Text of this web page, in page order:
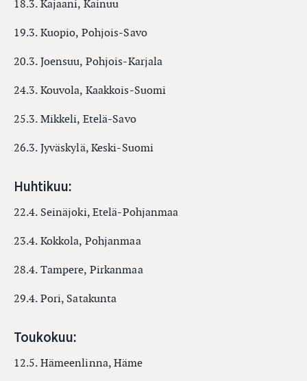
18.3. Kajaani, Kainuu
19.3. Kuopio, Pohjois-Savo
20.3. Joensuu, Pohjois-Karjala
24.3. Kouvola, Kaakkois-Suomi
25.3. Mikkeli, Etelä-Savo
26.3. Jyväskylä, Keski-Suomi
Huhtikuu:
22.4. Seinäjoki, Etelä-Pohjanmaa
23.4. Kokkola, Pohjanmaa
28.4. Tampere, Pirkanmaa
29.4. Pori, Satakunta
Toukokuu:
12.5. Hämeenlinna, Häme